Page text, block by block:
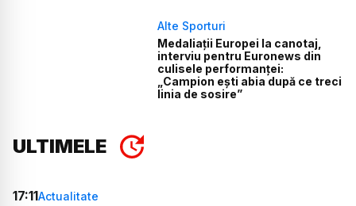
Alte Sporturi
Medaliații Europei la canotaj,
interviu pentru Euronews din
culisele performanței:
„Campion ești abia după ce treci
linia de sosire”
ULTIMELE
17:11Actualitate